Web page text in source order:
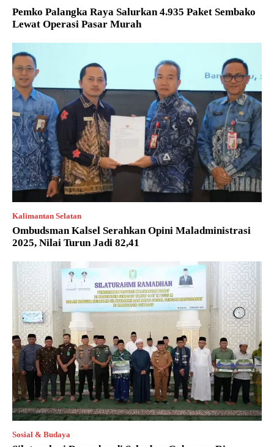
Pemko Palangka Raya Salurkan 4.935 Paket Sembako
Lewat Operasi Pasar Murah
Kalimantan Selatan
Ombudsman Kalsel Serahkan Opini Maladministrasi
2025, Nilai Turun Jadi 82,41
Sosial & Budaya